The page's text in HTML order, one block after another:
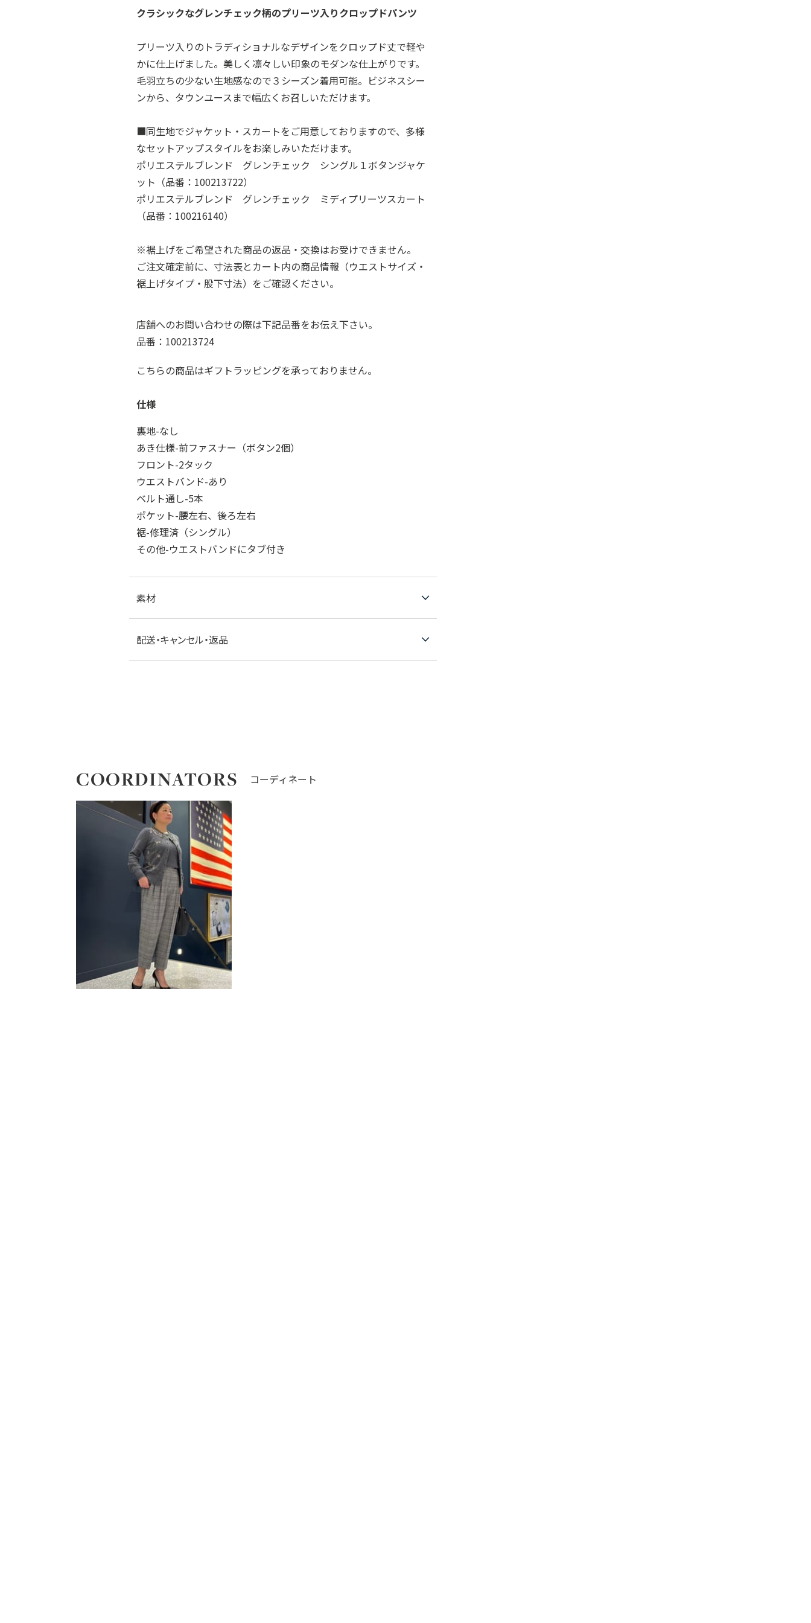
クラシックなグレンチェック柄のプリーツ入りクロップドパンツ
プリーツ入りのトラディショナルなデザインをクロップド丈で軽や
かに仕上げました。美しく凛々しい印象のモダンな仕上がりです。
毛羽立ちの少ない生地感なので３シーズン着用可能。ビジネスシー
ンから、タウンユースまで幅広くお召しいただけます。
■同生地でジャケット・スカートをご用意しておりますので、多様
なセットアップスタイルをお楽しみいただけます。
ポリエステルブレンド グレンチェック シングル１ボタンジャケ
ット（品番：100213722）
ポリエステルブレンド グレンチェック ミディプリーツスカート
（品番：100216140）
※裾上げをご希望された商品の返品・交換はお受けできません。
ご注文確定前に、寸法表とカート内の商品情報（ウエストサイズ・
裾上げタイプ・股下寸法）をご確認ください。
店舗へのお問い合わせの際は下記品番をお伝え下さい。
品番：100213724
こちらの商品はギフトラッピングを承っておりません。
仕様
裏地-なし
あき仕様-前ファスナー（ボタン2個）
フロント-2タック
ウエストバンド-あり
ベルト通し-5本
ポケット-腰左右、後ろ左右
裾-修理済（シングル）
その他-ウエストバンドにタブ付き
素材
配送・キャンセル・返品
COORDINATORS コーディネート